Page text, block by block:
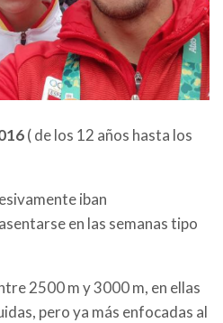
( de los 12 años hasta los
iban
en las semanas tipo
2500 m y 3000 m, en ellas
pero ya más enfocadas al